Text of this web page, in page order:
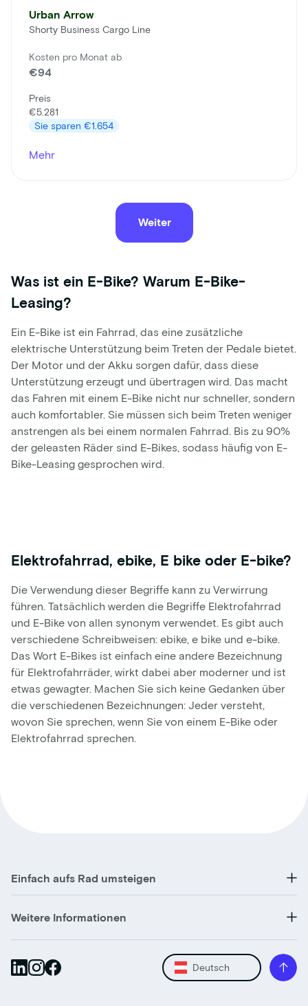
Urban Arrow
Shorty Business Cargo Line
Kosten pro Monat ab
€94
Preis
€5.281
Sie sparen €1.654
Mehr
Weiter
Was ist ein E-Bike? Warum E-Bike-
Leasing?
Ein E-Bike ist ein Fahrrad, das eine zusätzliche
elektrische Unterstützung beim Treten der Pedale bietet.
Der Motor und der Akku sorgen dafür, dass diese
Unterstützung erzeugt und übertragen wird. Das macht
das Fahren mit einem E-Bike nicht nur schneller, sondern
auch komfortabler. Sie müssen sich beim Treten weniger
anstrengen als bei einem normalen Fahrrad. Bis zu 90%
der geleasten Räder sind E-Bikes, sodass häufig von E-
Bike-Leasing gesprochen wird.
Elektrofahrrad, ebike, E bike oder E-bike?
Die Verwendung dieser Begriffe kann zu Verwirrung
führen. Tatsächlich werden die Begriffe Elektrofahrrad
und E-Bike von allen synonym verwendet. Es gibt auch
verschiedene Schreibweisen: ebike, e bike und e-bike.
Das Wort E-Bikes ist einfach eine andere Bezeichnung
für Elektrofahrräder, wirkt dabei aber moderner und ist
etwas gewagter. Machen Sie sich keine Gedanken über
die verschiedenen Bezeichnungen: Jeder versteht,
wovon Sie sprechen, wenn Sie von einem E-Bike oder
Elektrofahrrad sprechen.
Einfach aufs Rad umsteigen
Weitere Informationen
Deutsch